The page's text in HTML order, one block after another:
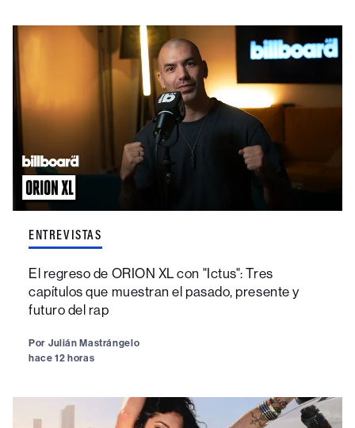
ENTREVISTAS
El regreso de ORION XL con "Ictus": Tres
capítulos que muestran el pasado, presente y
futuro del rap
Por Julián Mastrángelo
hace 12 horas